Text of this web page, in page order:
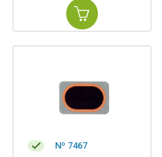
Nº 7467